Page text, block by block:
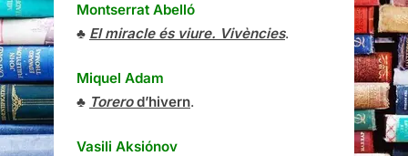
Montserrat Abelló
♣ El miracle és viure. Vivències.
Miquel Adam
♣ Torerod’hivern.
Vasili Aksiónov